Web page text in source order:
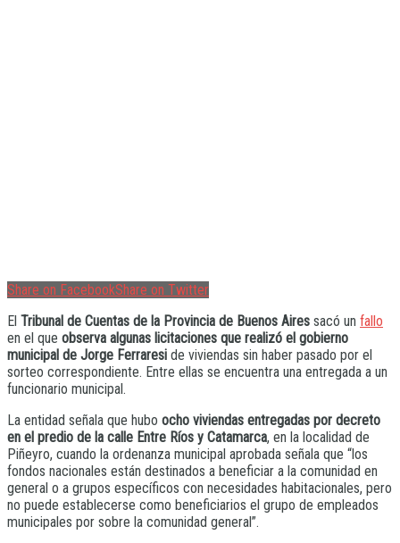
Share on FacebookShare on Twitter
El Tribunal de Cuentas de la Provincia de Buenos Aires sacó un fallo
en el que observa algunas licitaciones que realizó el gobierno
municipal de Jorge Ferraresi de viviendas sin haber pasado por el
sorteo correspondiente. Entre ellas se encuentra una entregada a un
funcionario municipal.
La entidad señala que hubo ocho viviendas entregadas por decreto
en el predio de la calle Entre Ríos y Catamarca, en la localidad de
Piñeyro, cuando la ordenanza municipal aprobada señala que “los
fondos nacionales están destinados a beneficiar a la comunidad en
general o a grupos específicos con necesidades habitacionales, pero
no puede establecerse como beneficiarios el grupo de empleados
municipales por sobre la comunidad general”.